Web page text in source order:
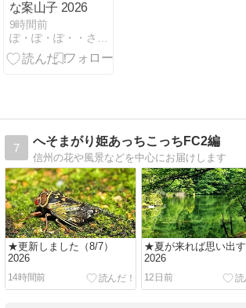
な案山子 2026
9時間前
7
へそまがり姫あっちこっちFC2編
信州の花や風景などを中心にお届けします
★更新しました（8/7）
2026
14時間前
★夏が来れば思い出す
2026
12日前